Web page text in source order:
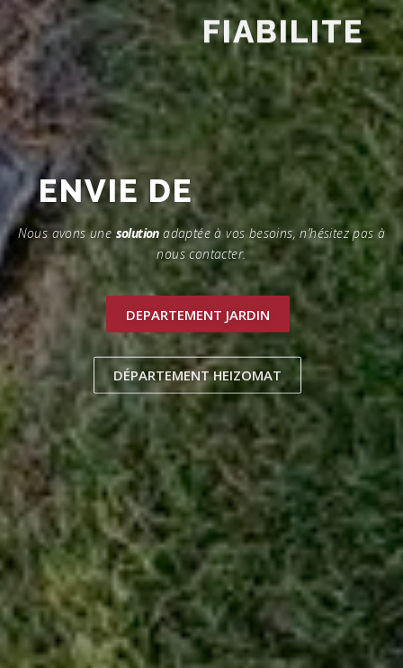
ENVIE DEFIABILITE
Nous avons une solutionadaptée à vos besoins, n’hésitez pas à
nous contacter.
DEPARTEMENT JARDIN
DÉPARTEMENT HEIZOMAT